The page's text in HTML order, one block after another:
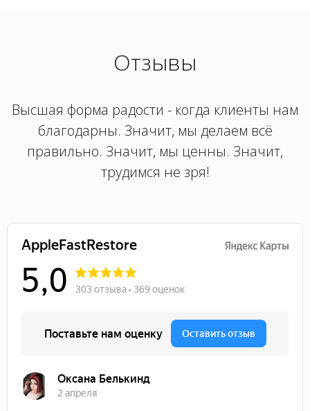
Отзывы
Высшая форма радости - когда клиенты нам
благодарны. Значит, мы делаем всё
правильно. Значит, мы ценны. Значит,
трудимся не зря!